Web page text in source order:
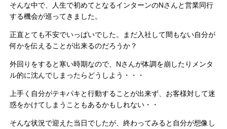
そんな中で、人生で初めてとなるインターンのNさんと営業同行
する機会が巡ってきました。
正直とても不安でいっぱいでした。まだ入社して間もない自分が
何かを伝えることが出来るのだろうか？
外回りをすると寒い時期なので、Nさんが体調を崩したりメンタ
ル的に沈んでしまったらどうしよう・・・
上手く自分がテキパキと行動することが出来ず、お客様対して迷
惑をかけてしまうこともあるかもしれない・・
そんな状況で迎えた当日でしたが、終わってみると自分が想像し